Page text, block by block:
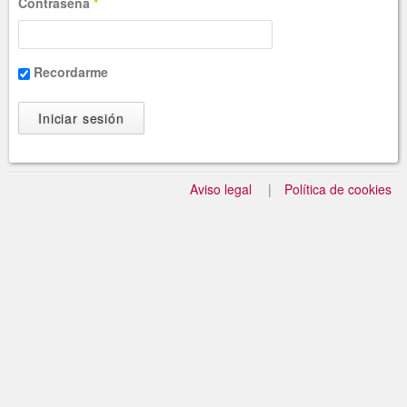
Recordarme
Aviso legal Política de cookies